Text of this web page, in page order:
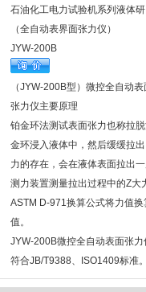
石油化工电力试验机系列液体
（全自动表界面张力仪）
JYW-200B
（JYW-200B型）微控全自动
张力仪主要原理
铂金环法测试表面张力也称拉
金环浸入液体中，然后缓缓拉
力的存在，会在液体表面拉出
测力装置测量拉出过程中的Z大
ASTM D-971换算公式将力值换
值。
JYW-200B微控全自动表面张
符合JB/T9388、ISO1409标准。